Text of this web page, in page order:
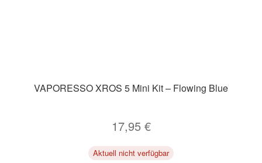
VAPORESSO XROS 5 Mini Kit – Flowing Blue
17,95 €
Aktuell nicht verfügbar